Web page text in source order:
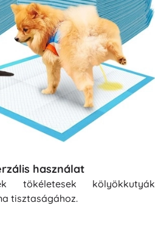
használat
tökéletesek kölyökkutyák
tisztaságához.